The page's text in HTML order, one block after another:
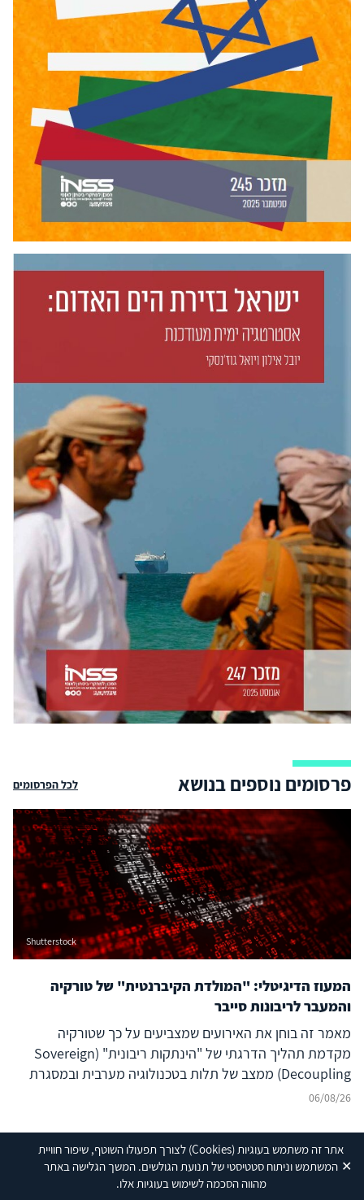
אתר זה משתמש בעוגיות(Cookies) לצורך תפעולו השוטף, שיפור חוויית
המשתמש וניתוח סטטיסטי של תנועת הגולשים. המשך הגלישה באתר
מהווה הסכמה לשימוש בעוגיות אלו.
✕
פרסומים נוספים בנושא לכל הפרסומים
Shutterstock
המעוז הדיגיטלי: "המולדת הקיברנטית" של טורקיה
והמעבר לריבונות סייבר
מאמר זה בוחן את האירועים שמצביעים על כך שטורקיה
מקדמת תהליך הדרגתי של "הינתקות ריבונית" (Sovereign
Decoupling) ממצב של תלות בטכנולוגיה מערבית ובמסגרת
ברית נאט"ו לעבר בניית יכולת סייבר עצמאית ולמעצמת סייבר
מהשפעה זרה ובו בזמן להקרין עוצמה דיגיטלית אסימטרית אל
מעבר לגבולותיה. להשלכות על הביטחון האזורי – בפרט עבור
ישראל, יוון, קפריסין ויכולת הפעולה המשותפת
(Interoperability) של נאט"ו – נודעת משמעות רבה, המחייבת
06/08/26